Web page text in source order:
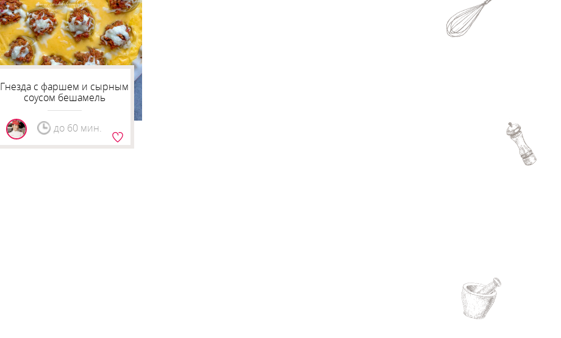
Гнезда с фаршем и сырным
соусом бешамель
до 60 мин.